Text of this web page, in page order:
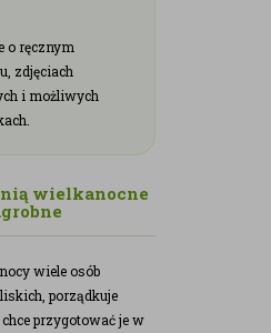
o ręcznym
zdjęciach
i możliwych
wielkanocne
wiele osób
porządkuje
przygotować je w